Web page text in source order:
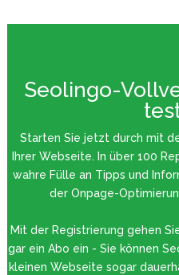
Seolingo-
Starten Sie jetzt durch mit
Ihrer Webseite. In über 100
wahre Fülle an Tipps und
der Onpage-
Mit der Registrierung gehen
gar ein Abo ein - Sie können
kleinen Webseite sogar